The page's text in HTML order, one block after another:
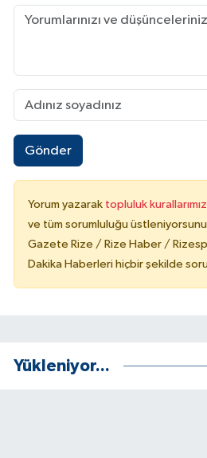
Gönder
Yorum yazarak topluluk
ve tüm sorumluluğu
Gazete Rize / Rize Haber /
Dakika Haberleri hiçbir şekilde
Yükleniyor...